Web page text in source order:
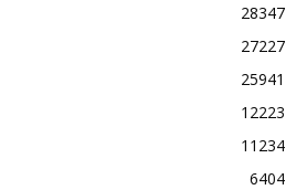
28347
27227
25941
12223
11234
6404